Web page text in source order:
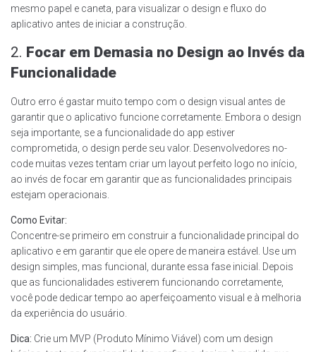
mesmo papel e caneta, para visualizar o design e fluxo do
aplicativo antes de iniciar a construção.
2. Focar em Demasia no Design ao Invés da
Funcionalidade
Outro erro é gastar muito tempo com o design visual antes de
garantir que o aplicativo funcione corretamente. Embora o design
seja importante, se a funcionalidade do app estiver
comprometida, o design perde seu valor. Desenvolvedores no-
code muitas vezes tentam criar um layout perfeito logo no início,
ao invés de focar em garantir que as funcionalidades principais
estejam operacionais.
Como Evitar:
Concentre-se primeiro em construir a funcionalidade principal do
aplicativo e em garantir que ele opere de maneira estável. Use um
design simples, mas funcional, durante essa fase inicial. Depois
que as funcionalidades estiverem funcionando corretamente,
você pode dedicar tempo ao aperfeiçoamento visual e à melhoria
da experiência do usuário.
Dica: Crie um MVP (Produto Mínimo Viável) com um design